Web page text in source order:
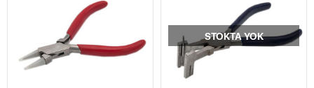
STOKTA YOK